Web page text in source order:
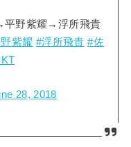
野紫耀→浮所飛貴
紫耀 #浮所飛貴 #佐
28, 2018